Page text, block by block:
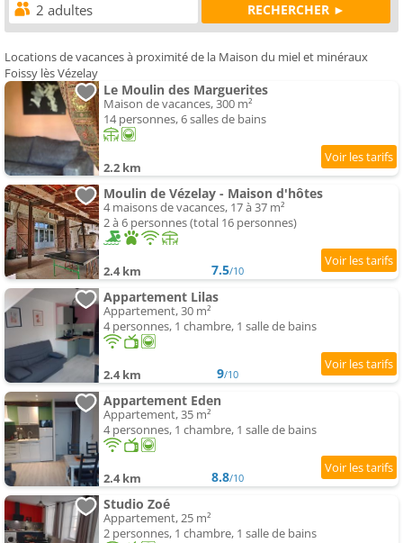
Locations de vacances à proximité de la Maison du miel et minéraux
Foissy lès Vézelay
Le Moulin des Marguerites
Maison de vacances, 300 m²
14 personnes, 6 salles de bains
2.2 km
Moulin de Vézelay - Maison d'hôtes
4 maisons de vacances, 17 à 37 m²
2 à 6 personnes (total 16 personnes)
2.4 km 7.5/10
Appartement Lilas
Appartement, 30 m²
4 personnes, 1 chambre, 1 salle de bains
2.4 km 9/10
Appartement Eden
Appartement, 35 m²
4 personnes, 1 chambre, 1 salle de bains
2.4 km 8.8/10
Studio Zoé
Appartement, 25 m²
2 personnes, 1 chambre, 1 salle de bains